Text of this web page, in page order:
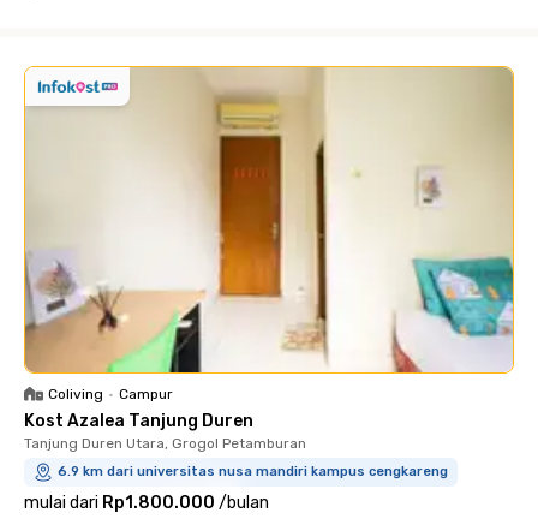
Coliving • Campur
Kost Azalea Tanjung Duren
Tanjung Duren Utara, Grogol Petamburan
6.9 km dari universitas nusa mandiri kampus cengkareng
mulai dari Rp1.800.000 /bulan